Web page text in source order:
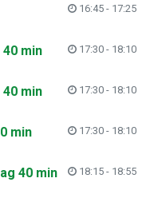
16:45 - 17:25
min
17:30 - 18:10
min
17:30 - 18:10
min
17:30 - 18:10
40 min
18:15 - 18:55